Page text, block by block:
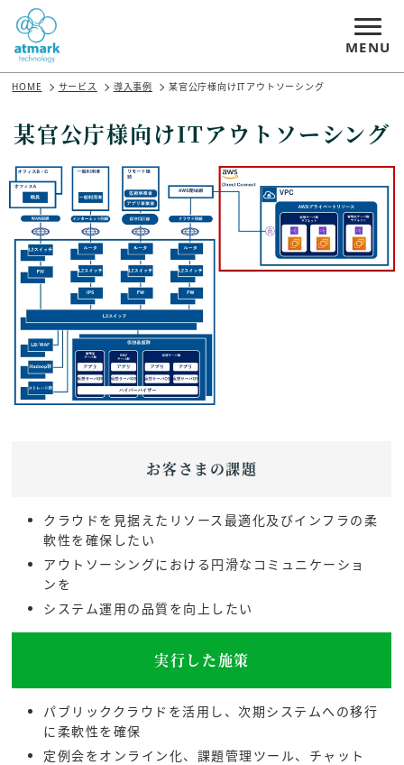
MENU
HOME サービス 導入事例 某官公庁様向けITアウトソーシング
某官公庁様向けITアウトソーシング
お客さまの課題
クラウドを見据えたリソース最適化及びインフラの柔
軟性を確保したい
アウトソーシングにおける円滑なコミュニケーショ
ンを
システム運用の品質を向上したい
実行した施策
パブリッククラウドを活用し、次期システムへの移行
に柔軟性を確保
定例会をオンライン化、課題管理ツール、チャット